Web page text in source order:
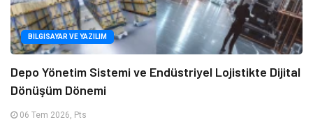
BILGISAYAR VE YAZILIM
Depo Yönetim Sistemi ve Endüstriyel Lojistikte Dijital
Dönüşüm Dönemi
06 Tem 2026, Pts